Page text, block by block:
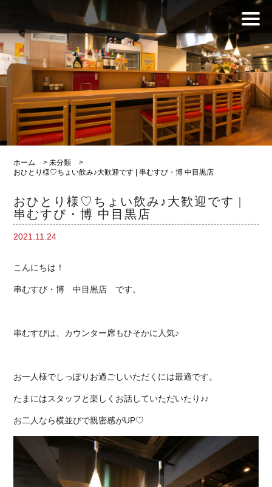
ホーム >未分類
>
おひとり様♡ちょい飲み♪大歓迎です | 串むすび・博 中目黒店
おひとり様♡ちょい飲み♪大歓迎です |
串むすび・博 中目黒店
2021.11.24
こんにちは！
串むすび・博 中目黒店 です。
串むすびは、カウンター席もひそかに人気♪
お一人様でしっぽりお過ごしいただくには最適です。
たまにはスタッフと楽しくお話していただいたり♪♪
お二人なら横並びで親密感がUP♡